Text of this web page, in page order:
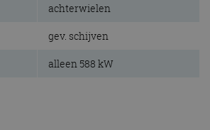
achterwielen
gev. schijven
alleen 588 kW